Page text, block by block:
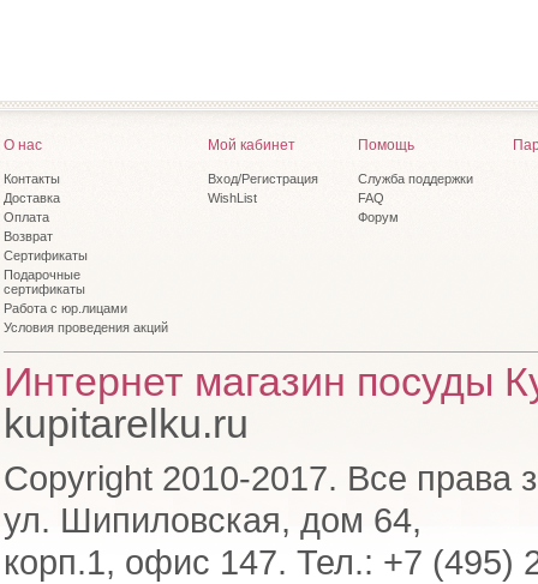
О нас
Контакты
Доставка
Оплата
Возврат
Сертификаты
Подарочные
сертификаты
Работа с юр.лицами
Условия проведения акций
Мой кабинет
Вход/Регистрация
WishList
Помощь
Служба поддержки
FAQ
Форум
Интернет магазин посуды
kupitarelku.ru
Copyright 2010-2017. Все права
ул. Шипиловская, дом 64,
корп.1, офис 147. Тел.: +7 (495)